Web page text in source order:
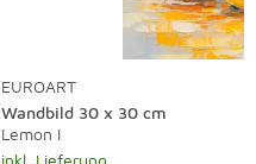
EUROART
Wandbild 30 x 30 cm
Lemon I
inkl. Lieferung